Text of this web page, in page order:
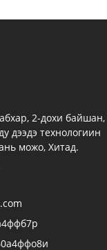
амта
2-дохи байшан,
дээдэ технологиин
можо, Хитад.